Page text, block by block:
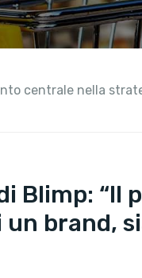
centrale nella
Blimp:
brand,